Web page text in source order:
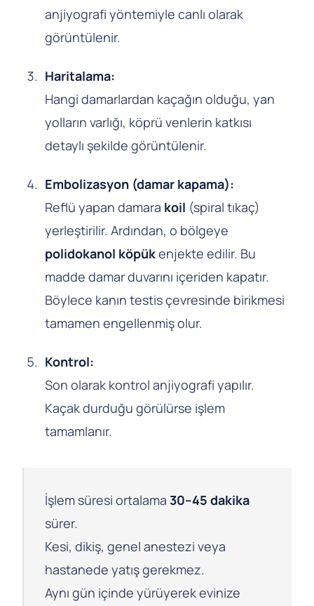
anjiyografi yöntemiyle canlı olarak
görüntülenir.
Haritalama:
Hangi damarlardan kaçağın olduğu, yan
yolların varlığı, köprü venlerin katkısı
detaylı şekilde görüntülenir.
Embolizasyon (damar kapama):
Reflü yapan damara koil (spiral tıkaç)
yerleştirilir. Ardından, o bölgeye
polidokanol köpükenjekte edilir. Bu
madde damar duvarını içeriden kapatır.
Böylece kanın testis çevresinde birikmesi
tamamen engellenmiş olur.
Kontrol:
Son olarak kontrol anjiyografi yapılır.
Kaçak durduğu görülürse işlem
tamamlanır.
İşlem süresi ortalama 30–45 dakika
sürer.
Kesi, dikiş, genel anestezi veya
hastanede yatış gerekmez.
Aynı gün içinde yürüyerek evinize